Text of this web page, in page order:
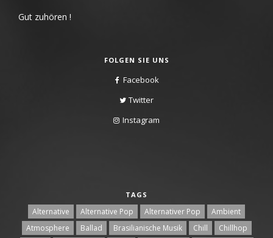
Gut zuhören !
FOLGEN SIE UNS
Facebook
Twitter
Instagram
TAGS
Alternative Alternative Pop Alternativer Pop
Ambient
Atmosphere
Ballad Brasilianische Musik Chill
Chillhop